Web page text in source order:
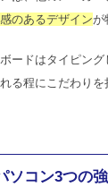
のあるデザインが
ードはタイピン
る程にこだわりを
ソコン3つの